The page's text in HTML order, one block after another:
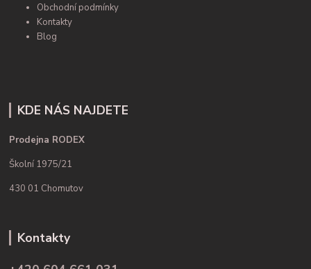
Obchodní podmínky
Kontakty
Blog
KDE NÁS NAJDETE
Prodejna RODEX
Školní 1975/21
430 01 Chomutov
Kontakty